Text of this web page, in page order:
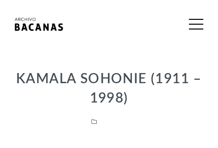
KAMALA SOHONIE (1911 –
1998)